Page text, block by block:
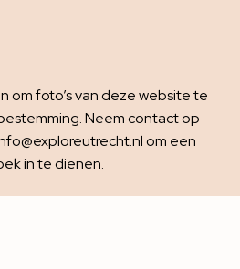
om foto’s van deze website te
Neem contact op
om een
in te dienen.